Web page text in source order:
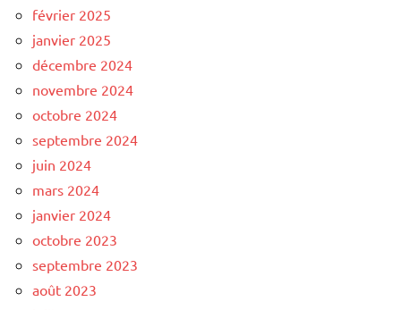
février 2025
janvier 2025
décembre 2024
novembre 2024
octobre 2024
septembre 2024
juin 2024
mars 2024
janvier 2024
octobre 2023
septembre 2023
août 2023